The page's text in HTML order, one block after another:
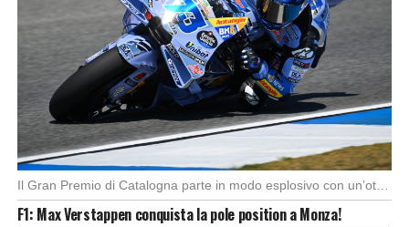
Il Gran Premio di Catalogna parte in modo esplosivo con un’ottima partenza di Alex Marquez, […]
F1: Max Verstappen conquista la pole position a Monza!